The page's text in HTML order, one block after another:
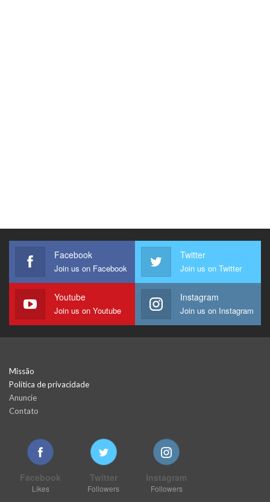
Facebook
Join us on Facebook
Twitter
Join us on Twitter
Youtube
Join us on Youtube
Instagram
Join us on Instagram
Missão
Política de privacidade
Anuncie
Contato
Facebook
Likes
Twitter
Followers
Instagram
Followers